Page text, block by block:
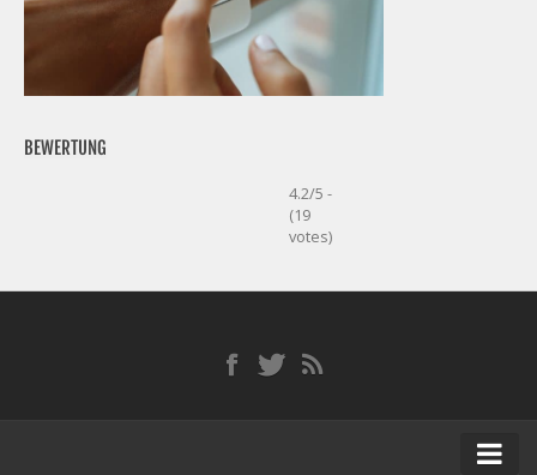
BEWERTUNG
4.2/5 -
(19
votes)